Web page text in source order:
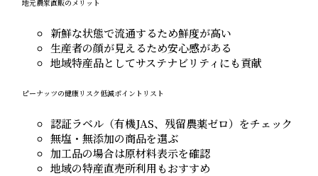
地元農家直販のメリット
新鮮な状態で流通するため鮮度が高い
生産者の顔が見えるため安心感がある
地域特産品としてサステナビリティにも貢献
ピーナッツの健康リスク低減ポイントリスト
認証ラベル（有機JAS、残留農薬ゼロ）をチェック
無塩・無添加の商品を選ぶ
加工品の場合は原材料表示を確認
地域の特産直売所利用もおすすめ